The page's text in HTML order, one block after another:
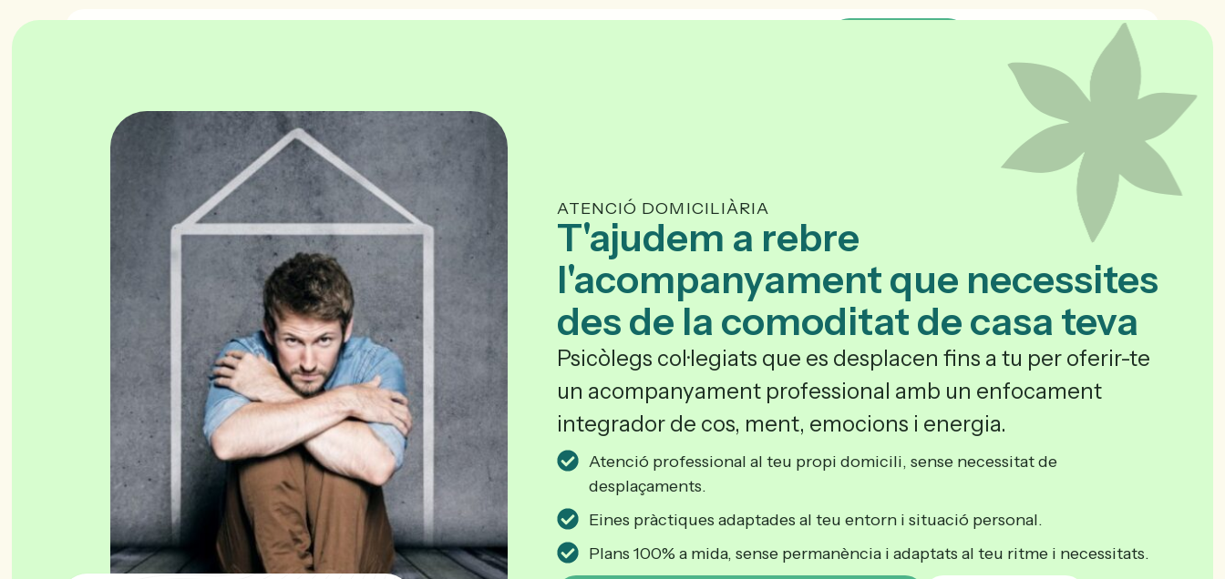
ATENCIÓ DOMICILIÀRIA
T'ajudem a rebre
l'acompanyament que necessites
des de la comoditat de casa teva
Psicòlegs col·legiats que es desplacen fins a tu per oferir-te
un acompanyament professional amb un enfocament
integrador de cos, ment, emocions i energia.
Atenció professional al teu propi domicili, sense necessitat de
desplaçaments.
Eines pràctiques adaptades al teu entorn i situació personal.
Plans 100% a mida, sense permanència i adaptats al teu ritme i necessitats.